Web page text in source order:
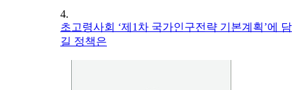
4.
초고령사회 ‘제1차 국가인구전략 기본계획’에 담
길 정책은